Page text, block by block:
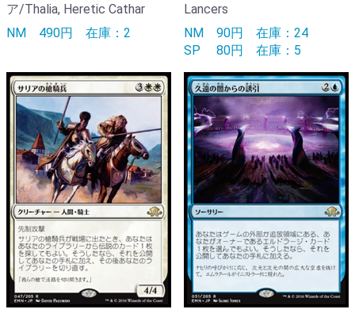
ア/Thalia, Heretic Cathar
NM 490円 在庫：2
Lancers
NM 90円 在庫：24
SP
80円 在庫：5